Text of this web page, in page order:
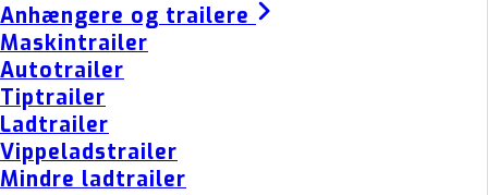
Anhængere og trailere
Maskintrailer
Autotrailer
Tiptrailer
Ladtrailer
Vippeladstrailer
Mindre ladtrailer